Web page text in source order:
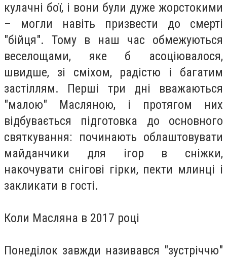
кулачні бої, і вони були дуже жорстокими
– могли навіть призвести до смерті
"бійця". Тому в наш час обмежуються
веселощами, яке б асоціювалося,
швидше, зі сміхом, радістю і багатим
застіллям. Перші три дні вважаються
"малою" Масляною, і протягом них
відбувається підготовка до основного
святкування: починають облаштовувати
майданчики для ігор в сніжки,
накочувати снігові гірки, пекти млинці і
закликати в гості.
Коли Масляна в 2017 році
Понеділок завжди називався "зустріччю"